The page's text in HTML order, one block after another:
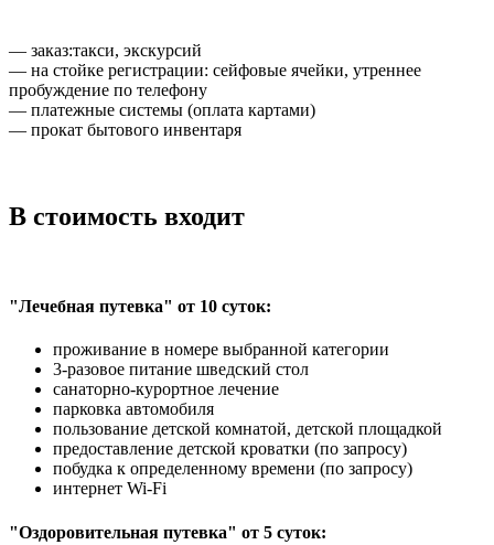
— заказ:такси, экскурсий
— на стойке регистрации: сейфовые ячейки, утреннее
пробуждение по телефону
— платежные системы (оплата картами)
— прокат бытового инвентаря
В стоимость входит
"Лечебная путевка" от 10 суток:
проживание в номере выбранной категории
3-разовое питание шведский стол
санаторно-курортное лечение
парковка автомобиля
пользование детской комнатой, детской площадкой
предоставление детской кроватки (по запросу)
побудка к определенному времени (по запросу)
интернет Wi-Fi
"Оздоровительная путевка" от 5 суток: